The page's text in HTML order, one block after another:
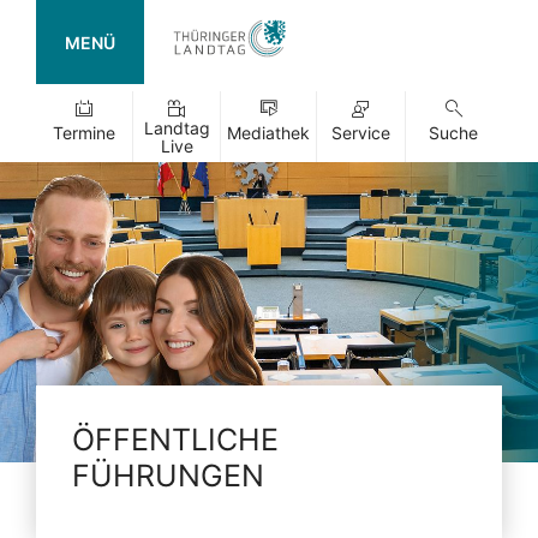
MENÜ
Termine
Landtag
Live
Mediathek Service Suche
ÖFFENTLICHE
FÜHRUNGEN